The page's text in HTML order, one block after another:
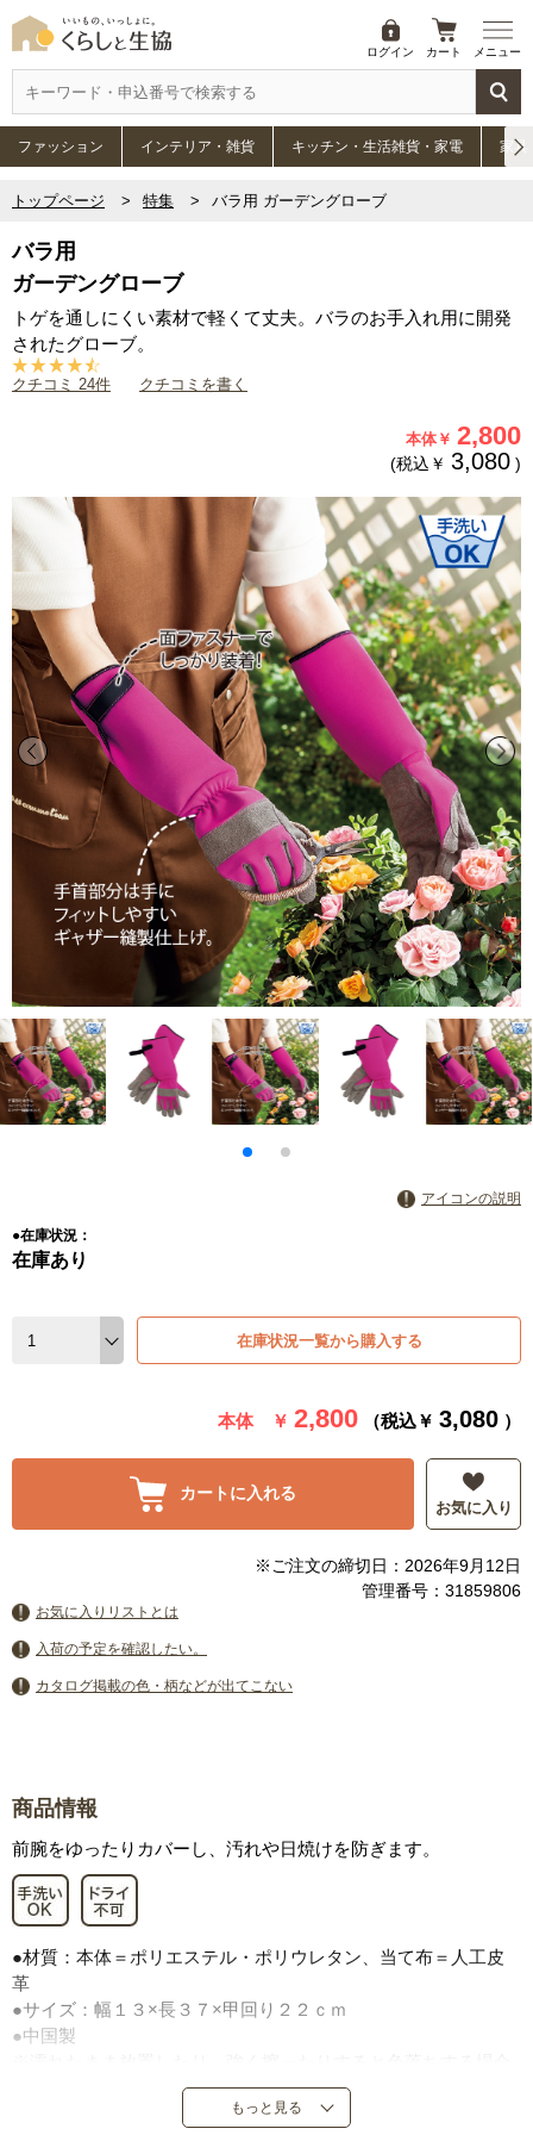
ログイン カート メニュー
ファッション インテリア・雑貨 キッチン・生活雑貨・家電 家具
トップページ 特集 バラ用 ガーデングローブ
バラ用
ガーデングローブ
トゲを通しにくい素材で軽くて丈夫。バラのお手入れ用に開発
されたグローブ。
クチコミ 24件 クチコミを書く
本体￥ 2,800
(税込￥ 3,080 )
アイコンの説明
●在庫状況：
在庫あり
在庫状況一覧から購入する
本体 ￥ 2,800 （税込￥ 3,080 ）
カートに入れる
お気に入り
※ご注文の締切日：2026年9月12日
管理番号：31859806
お気に入りリストとは
入荷の予定を確認したい。
カタログ掲載の色・柄などが出てこない
商品情報
前腕をゆったりカバーし、汚れや日焼けを防ぎます。
●材質：本体＝ポリエステル・ポリウレタン、当て布＝人工皮
革
●サイズ：幅１３×長３７×甲回り２２ｃｍ
●中国製
もっと見る